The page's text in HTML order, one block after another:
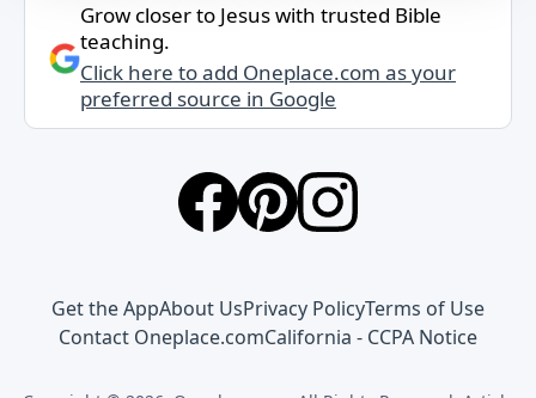
Grow closer to Jesus with trusted Bible
teaching.
Click here to add Oneplace.com as your
preferred source in Google
Get the AppAbout UsPrivacy PolicyTerms of Use
Contact Oneplace.comCalifornia - CCPA Notice